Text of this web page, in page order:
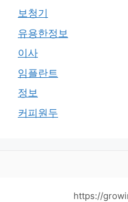
보청기
유용한정보
이사
임플란트
정보
커피원두
https://